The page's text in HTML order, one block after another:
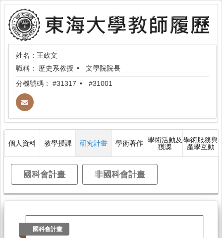
姓名：王政文
職稱： 歷史系教授
文學院院長
分機號碼： #31317 #31001
個人資料 教學授課 研究計畫 學術著作 學術活動及
獲獎
學術服務與
產學互動
國科會計畫 非國科會計畫
國科會計畫